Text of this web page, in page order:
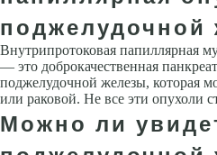
поджелудочной
Внутрипротоковая папиллярная
— это доброкачественная
поджелудочной железы, которая
или раковой. Не все эти опухоли
Можно ли